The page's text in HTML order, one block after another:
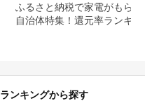
ふるさと納税で家電がもらえ
自治体特集！還元率ランキン
ランキングから探す